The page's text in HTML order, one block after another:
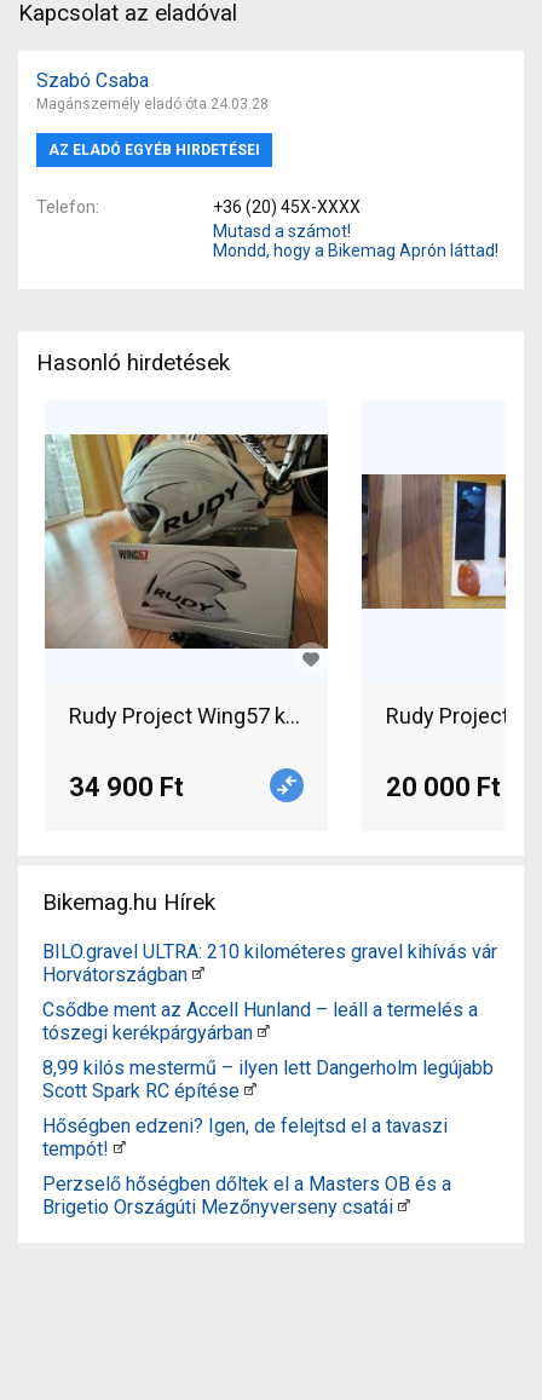
Kapcsolat az eladóval
Szabó Csaba
Magánszemély eladó óta 24.03.28
AZ ELADÓ EGYÉB HIRDETÉSEI
Telefon
+36 (20) 45X-XXXX
Mutasd a számot!
Mondd, hogy a Bikemag Aprón láttad!
Hasonló hirdetések
Rudy Project Wing57 kerékpáros sisak eladó!
34 900 Ft
Rudy Project
20 000 Ft
Bikemag.hu Hírek
BILO.gravel ULTRA: 210 kilométeres gravel kihívás vár
Horvátországban
Csődbe ment az Accell Hunland – leáll a termelés a
tószegi kerékpárgyárban
8,99 kilós mestermű – ilyen lett Dangerholm legújabb
Scott Spark RC építése
Hőségben edzeni? Igen, de felejtsd el a tavaszi
tempót!
Perzselő hőségben dőltek el a Masters OB és a
Brigetio Országúti Mezőnyverseny csatái